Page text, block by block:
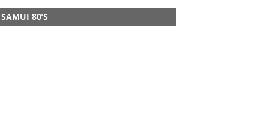
SAMUI 80’S